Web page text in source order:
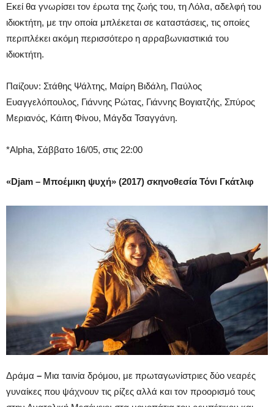
Εκεί θα γνωρίσει τον έρωτα της ζωής του, τη Λόλα, αδελφή του
ιδιοκτήτη, με την οποία μπλέκεται σε καταστάσεις, τις οποίες
περιπλέκει ακόμη περισσότερο η αρραβωνιαστικιά του
ιδιοκτήτη.
Παίζουν: Στάθης Ψάλτης, Μαίρη Βιδάλη, Παύλος
Ευαγγελόπουλος, Γιάννης Ρώτας, Γιάννης Βογιατζής, Σπύρος
Μεριανός, Κάιτη Φίνου, Μάγδα Τσαγγάνη.
*Alpha, Σάββατο 16/05, στις 22:00
«Djam – Μποέμικη ψυχή» (2017) σκηνοθεσία Τόνι Γκάτλιφ
Δράμα – Μια ταινία δρόμου, με πρωταγωνίστριες δύο νεαρές
γυναίκες που ψάχνουν τις ρίζες αλλά και τον προορισμό τους